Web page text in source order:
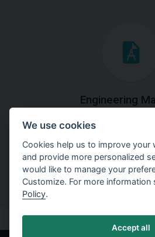
Engineering
Step by steps guides
to solve a specific
We use cookies
Cookies help us to improve your
and provide more personalized
would like to manage your
Customize. For more information
Policy.
Accept all